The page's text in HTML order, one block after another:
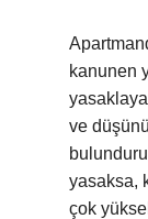
kanunen
ve
yasaksa,
çok